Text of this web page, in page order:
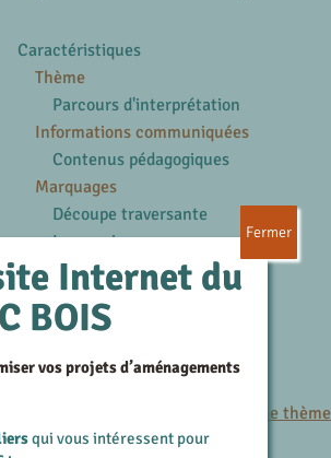
Caractéristiques
Thème
Parcours d'interprétation
Informations communiquées
Contenus pédagogiques
Marquages
Découpe traversante
Impression
Structures
Métal
En savoir plus
Voir les réalisations sur le même thème
Internet du
BOIS
vos projets d’aménagements
qui vous intéressent pour
Fermer